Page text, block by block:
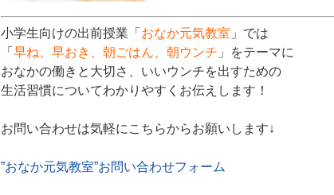
小学生向けの出前授業「 おなか元気教室 」では
「 早ね、早おき、朝ごはん、朝ウンチ 」をテーマに
おなかの働きと大切さ、いいウンチを出すための
生活習慣についてわかりやすくお伝えします！
お問い合わせは気軽にこちらからお願いします↓
”おなか元気教室”お問い合わせフォーム